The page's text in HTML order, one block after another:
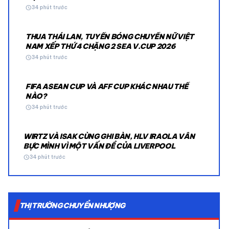
schedule34 phút trước
THUA THÁI LAN, TUYỂN BÓNG CHUYỀN NỮ VIỆT
NAM XẾP THỨ 4 CHẶNG 2 SEA V.CUP 2026
schedule34 phút trước
FIFA ASEAN CUP VÀ AFF CUP KHÁC NHAU THẾ
NÀO?
schedule34 phút trước
WIRTZ VÀ ISAK CÙNG GHI BÀN, HLV IRAOLA VẪN
BỰC MÌNH VÌ MỘT VẤN ĐỀ CỦA LIVERPOOL
schedule34 phút trước
THỊ TRƯỜNG CHUYỂN NHƯỢNG